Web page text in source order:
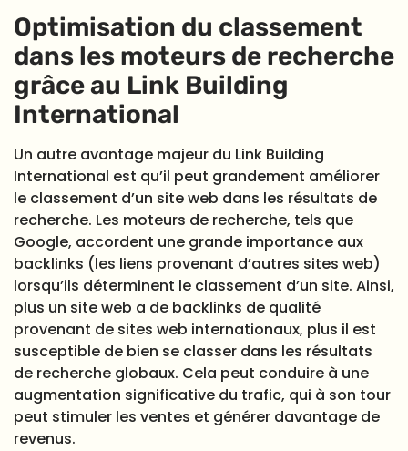
Optimisation du classement
dans les moteurs de recherche
grâce au Link Building
International
Un autre avantage majeur du Link Building
International est qu’il peut grandement améliorer
le classement d’un site web dans les résultats de
recherche. Les moteurs de recherche, tels que
Google, accordent une grande importance aux
backlinks (les liens provenant d’autres sites web)
lorsqu’ils déterminent le classement d’un site. Ainsi,
plus un site web a de backlinks de qualité
provenant de sites web internationaux, plus il est
susceptible de bien se classer dans les résultats
de recherche globaux. Cela peut conduire à une
augmentation significative du trafic, qui à son tour
peut stimuler les ventes et générer davantage de
revenus.